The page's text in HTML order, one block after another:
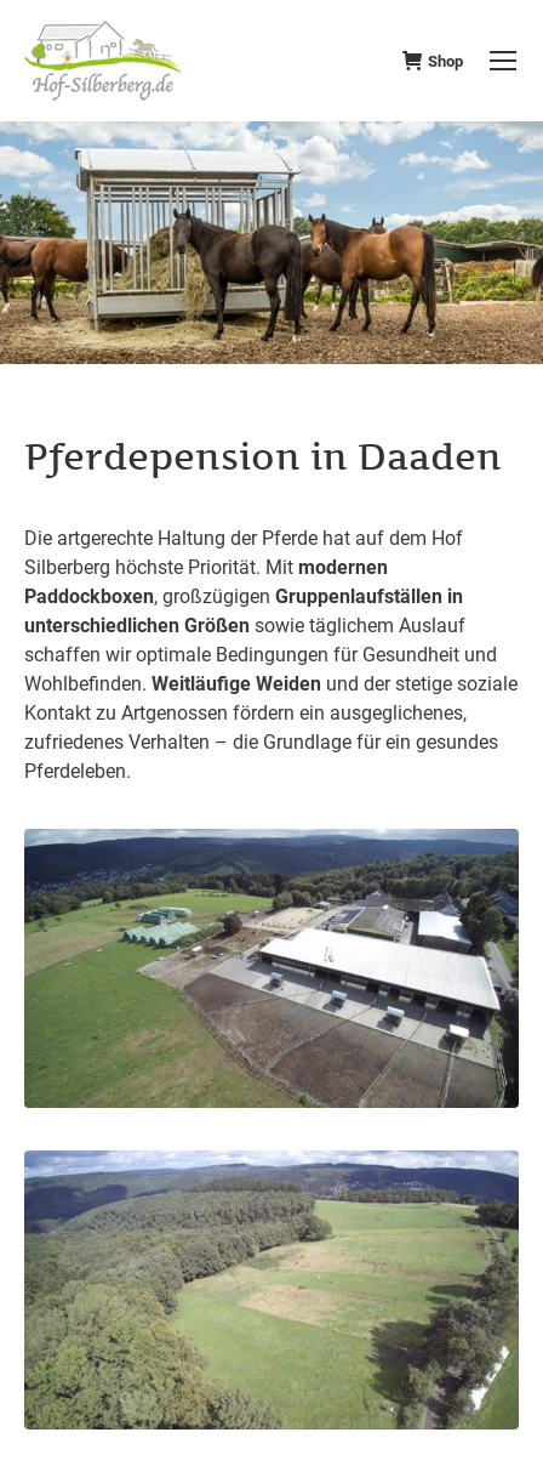
Shop
Pferdepension in Daaden
Die artgerechte Haltung der Pferde hat auf dem Hof
Silberberg höchste Priorität. Mit modernen
Paddockboxen, großzügigen Gruppenlaufställen in
unterschiedlichen Größen sowie täglichem Auslauf
schaffen wir optimale Bedingungen für Gesundheit und
Wohlbefinden. Weitläufige Weiden und der stetige soziale
Kontakt zu Artgenossen fördern ein ausgeglichenes,
zufriedenes Verhalten – die Grundlage für ein gesundes
Pferdeleben.